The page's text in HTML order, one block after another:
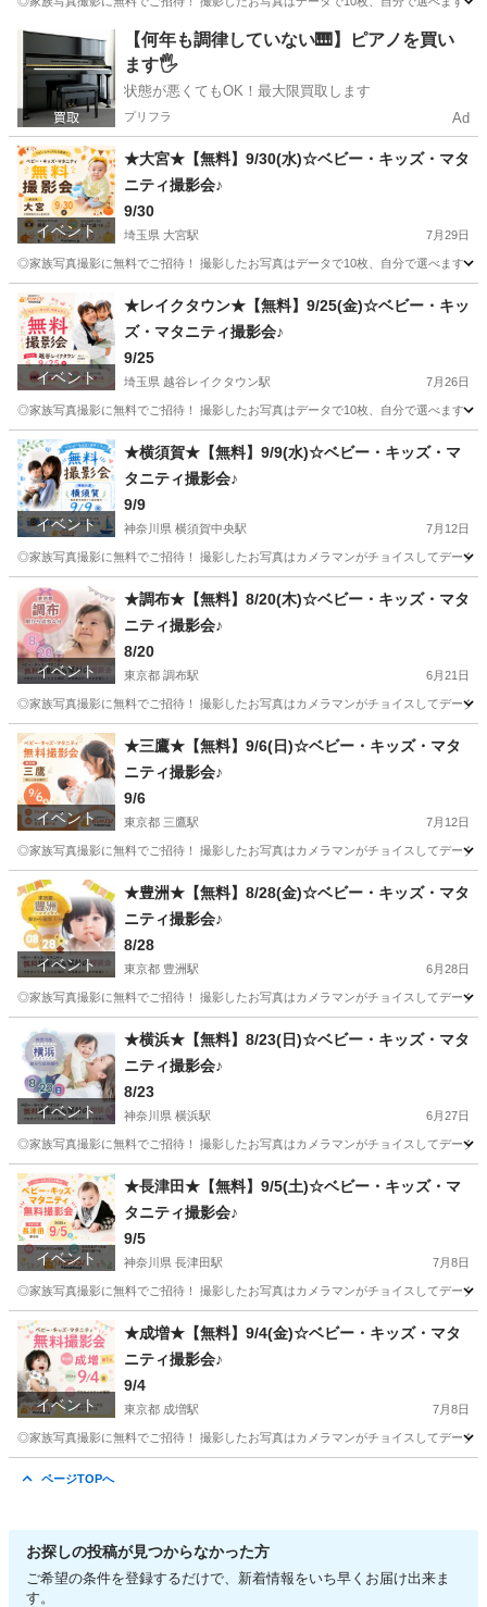
東京 新宿区 東新宿駅 育児 お金
【何年も調律していない🎹】ピアノを買い
ます🖐️
状態が悪くてもOK！最大限買取します
プリフラ Ad
イベント
★大宮★【無料】9/30(水)☆ベビー・キッズ・マタ
ニティ撮影会♪
9/30
埼玉県 大宮駅 7月29日
◎家族写真撮影に無料でご招待！ 撮影したお写真はデータで10枚、自分で選べま
埼玉 さいたま市 大宮駅 育児 お金
イベント
★レイクタウン★【無料】9/25(金)☆ベビー・キッ
ズ・マタニティ撮影会♪
9/25
埼玉県 越谷レイクタウン駅 7月26日
◎家族写真撮影に無料でご招待！ 撮影したお写真はデータで10枚、自分で選べま
埼玉 越谷市 越谷レイクタウン駅 育児 レイクタウン
イベント
★横須賀★【無料】9/9(水)☆ベビー・キッズ・マ
タニティ撮影会♪
9/9
神奈川県 横須賀中央駅 7月12日
◎家族写真撮影に無料でご招待！ 撮影したお写真はカメラマンがチョイスしてデ
神奈川 横須賀市 横須賀中央駅 お金
イベント
★調布★【無料】8/20(木)☆ベビー・キッズ・マタ
ニティ撮影会♪
8/20
東京都 調布駅 6月21日
◎家族写真撮影に無料でご招待！ 撮影したお写真はカメラマンがチョイスしてデー
東京 調布市 調布駅 育児
イベント
★三鷹★【無料】9/6(日)☆ベビー・キッズ・マタ
ニティ撮影会♪
9/6
東京都 三鷹駅 7月12日
◎家族写真撮影に無料でご招待！ 撮影したお写真はカメラマンがチョイスしてデ
東京 三鷹市 三鷹駅 育児
イベント
★豊洲★【無料】8/28(金)☆ベビー・キッズ・マタ
ニティ撮影会♪
8/28
東京都 豊洲駅 6月28日
◎家族写真撮影に無料でご招待！ 撮影したお写真はカメラマンがチョイスしてデ
東京 江東区 豊洲駅 育児
イベント
★横浜★【無料】8/23(日)☆ベビー・キッズ・マタ
ニティ撮影会♪
8/23
神奈川県 横浜駅 6月27日
◎家族写真撮影に無料でご招待！ 撮影したお写真はカメラマンがチョイスしてデ
神奈川 横浜市 横浜駅 育児
イベント
★長津田★【無料】9/5(土)☆ベビー・キッズ・マ
タニティ撮影会♪
9/5
神奈川県 長津田駅 7月8日
◎家族写真撮影に無料でご招待！ 撮影したお写真はカメラマンがチョイスしてデ
神奈川 横浜市 長津田駅 育児 お金
イベント
★成増★【無料】9/4(金)☆ベビー・キッズ・マタ
ニティ撮影会♪
9/4
東京都 成増駅 7月8日
◎家族写真撮影に無料でご招待！ 撮影したお写真はカメラマンがチョイスしてデ
ページTOPへ
お探しの投稿が見つからなかった方
ご希望の条件を登録するだけで、新着情報をいち早くお届け出来ま
す。